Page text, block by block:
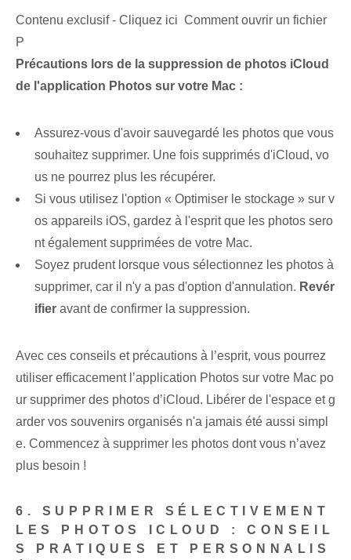
Contenu exclusif - Cliquez ici Comment ouvrir un fichier
P
Précautions lors de la suppression de photos iCloud
de l'application Photos sur votre Mac :
Assurez-vous d'avoir sauvegardé les photos que vous
souhaitez supprimer. Une fois supprimés d'iCloud, vo
us ne pourrez plus les récupérer.
Si vous utilisez l'option « Optimiser le stockage » sur v
os appareils iOS, gardez à l'esprit que les photos sero
nt également supprimées de votre Mac.
Soyez prudent lorsque vous sélectionnez les photos à
supprimer, car il n'y a pas d'option d'annulation. Revér
ifier avant de confirmer la suppression.
Avec ces conseils et précautions à l’esprit, vous pourrez
utiliser efficacement l’application Photos sur votre Mac po
ur supprimer des photos d’iCloud. Libérer de l'espace et g
arder vos souvenirs organisés n'a jamais été aussi simpl
e. Commencez à supprimer les photos dont vous n’avez
plus besoin !
6. SUPPRIMER SÉLECTIVEMENT
LES PHOTOS ICLOUD : CONSEIL
S PRATIQUES ET PERSONNALIS